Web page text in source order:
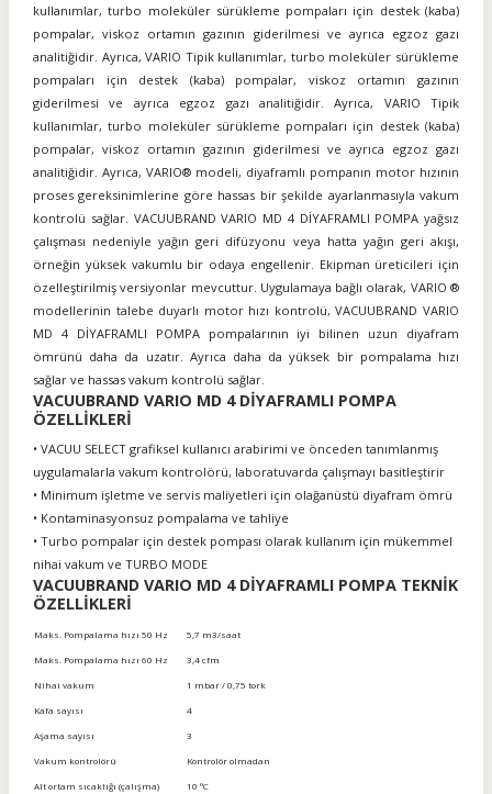
kullanımlar, turbo moleküler sürükleme pompaları için destek (kaba)
pompalar, viskoz ortamın gazının giderilmesi ve ayrıca egzoz gazı
analitiğidir. Ayrıca, VARIO Tipik kullanımlar, turbo moleküler sürükleme
pompaları için destek (kaba) pompalar, viskoz ortamın gazının
giderilmesi ve ayrıca egzoz gazı analitiğidir. Ayrıca, VARIO Tipik
kullanımlar, turbo moleküler sürükleme pompaları için destek (kaba)
pompalar, viskoz ortamın gazının giderilmesi ve ayrıca egzoz gazı
analitiğidir. Ayrıca, VARIO® modeli, diyaframlı pompanın motor hızının
proses gereksinimlerine göre hassas bir şekilde ayarlanmasıyla vakum
kontrolü sağlar. VACUUBRAND VARIO MD 4 DİYAFRAMLI POMPA yağsız
çalışması nedeniyle yağın geri difüzyonu veya hatta yağın geri akışı,
örneğin yüksek vakumlu bir odaya engellenir. Ekipman üreticileri için
özelleştirilmiş versiyonlar mevcuttur. Uygulamaya bağlı olarak, VARIO ®
modellerinin talebe duyarlı motor hızı kontrolü, VACUUBRAND VARIO
MD 4 DİYAFRAMLI POMPA pompalarının iyi bilinen uzun diyafram
ömrünü daha da uzatır. Ayrıca daha da yüksek bir pompalama hızı
sağlar ve hassas vakum kontrolü sağlar.
VACUUBRAND VARIO MD 4 DİYAFRAMLI POMPA
ÖZELLİKLERİ
• VACUU SELECT grafiksel kullanıcı arabirimi ve önceden tanımlanmış
uygulamalarla vakum kontrolörü, laboratuvarda çalışmayı basitleştirir
• Minimum işletme ve servis maliyetleri için olağanüstü diyafram ömrü
• Kontaminasyonsuz pompalama ve tahliye
• Turbo pompalar için destek pompası olarak kullanım için mükemmel
nihai vakum ve TURBO MODE
VACUUBRAND VARIO MD 4 DİYAFRAMLI POMPA TEKNİK
ÖZELLİKLERİ
Maks. Pompalama hızı 50 Hz 5,7 m3/saat
Maks. Pompalama hızı 60 Hz 3,4 cfm
Nihai vakum 1 mbar / 0,75 tork
Kafa sayısı 4
Aşama sayısı 3
Vakum kontrolörü Kontrolör olmadan
Alt ortam sıcaklığı (çalışma) 10 °C